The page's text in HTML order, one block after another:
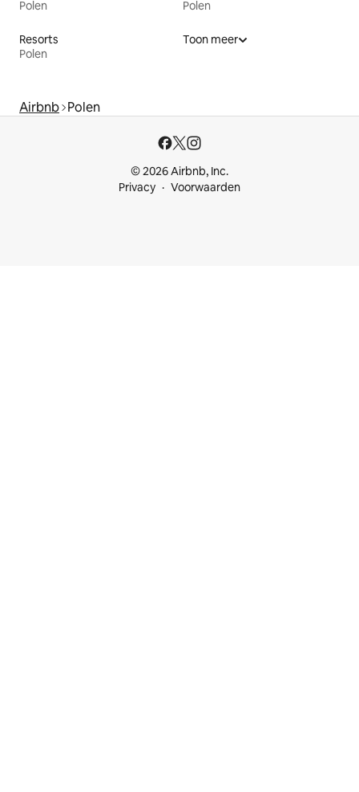
Polen Polen
Resorts
Polen
Toon meer
Airbnb Polen
© 2026 Airbnb, Inc.
Privacy
Voorwaarden